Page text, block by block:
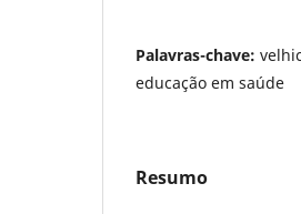
Palavras-chave:
educação em saúde
Resumo